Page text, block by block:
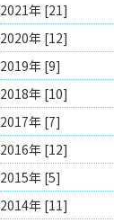
2021年 [21]
2020年 [12]
2019年 [9]
2018年 [10]
2017年 [7]
2016年 [12]
2015年 [5]
2014年 [11]